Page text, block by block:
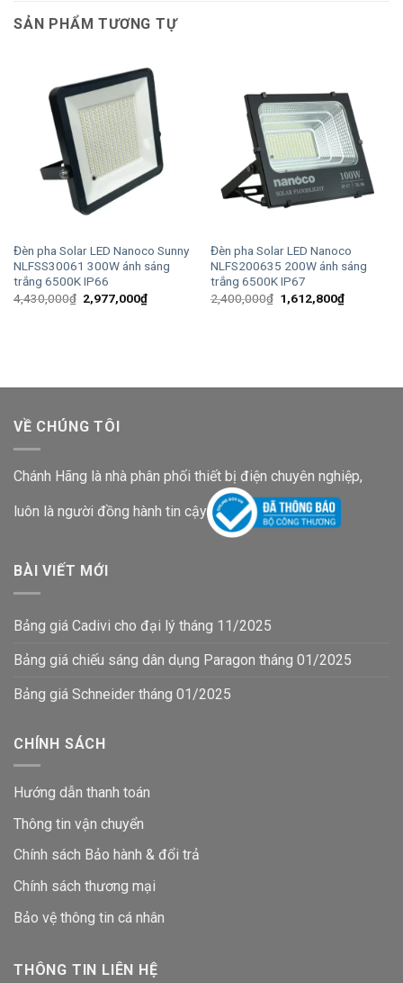
SẢN PHẨM TƯƠNG TỰ
Đèn pha Solar LED Nanoco Sunny
NLFSS30061 300W ánh sáng
trắng 6500K IP66
4,430,000₫ Giá
gốc
2,977,000₫Giá
hiện
Đèn pha Solar LED Nanoco
NLFS200635 200W ánh sáng
trắng 6500K IP67
2,400,000₫ Giá
gốc
1,612,800₫Giá
hiện
VỀ CHÚNG TÔI
Chánh Hãng là nhà phân phối thiết bị điện chuyên nghiệp,
luôn là người đồng hành tin cậy
BÀI VIẾT MỚI
Bảng giá Cadivi cho đại lý tháng 11/2025
Bảng giá chiếu sáng dân dụng Paragon tháng 01/2025
Bảng giá Schneider tháng 01/2025
CHÍNH SÁCH
Hướng dẫn thanh toán
Thông tin vận chuyển
Chính sách Bảo hành & đổi trả
Chính sách thương mại
Bảo vệ thông tin cá nhân
THÔNG TIN LIÊN HỆ